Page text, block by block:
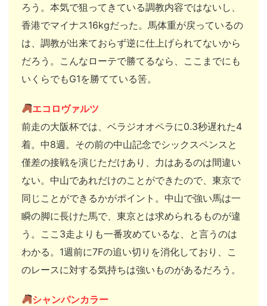
ろう。本気で狙ってきている調教内容ではないし、
香港でマイナス16kgだった。馬体重が戻っているの
は、調教が出来ておらず逆に仕上げられてないから
だろう。こんなローテで勝てるなら、ここまでにも
いくらでもG1を勝てている筈。
エコロヴァルツ
前走の大阪杯では、ベラジオオペラに0.3秒遅れた4
着。中8週。その前の中山記念でシックスペンスと
僅差の接戦を演じただけあり、力はあるのは間違い
ない。中山であれだけのことができたので、東京で
同じことができるかがポイント。中山で強い馬は一
瞬の脚に長けた馬で、東京とは求められるものが違
う。ここ3走よりも一番攻めているな、と言うのは
わかる。1週前に7Fの追い切りを消化しており、こ
のレースに対する気持ちは強いものがあるだろう。
シャンパンカラー